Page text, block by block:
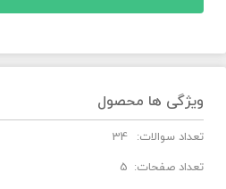
ویژگی ها محصول
تعداد سوالات:
34
تعداد صفحات: 5